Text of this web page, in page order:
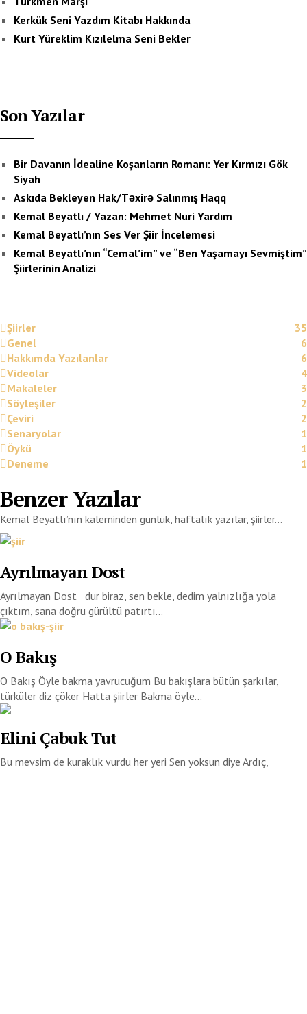
Kerkük Seni Yazdım Kitabı Hakkında
Kurt Yüreklim Kızılelma Seni Bekler
Son Yazılar
Bir Davanın İdealine Koşanların Romanı: Yer Kırmızı Gök
Siyah
Askıda Bekleyen Hak/Təxirə Salınmış Haqq
Kemal Beyatlı / Yazan: Mehmet Nuri Yardım
Kemal Beyatlı’nın Ses Ver Şiir İncelemesi
Kemal Beyatlı’nın “Cemal’im” ve “Ben Yaşamayı Sevmiştim”
Şiirlerinin Analizi
Şiirler
35
Genel
6
Hakkımda Yazılanlar
6
Videolar
4
Makaleler
3
Söyleşiler
2
Çeviri
2
Senaryolar
1
Öykü
1
Deneme
1
Benzer Yazılar
Kemal Beyatlı’nın kaleminden günlük, haftalık yazılar, şiirler…
Ayrılmayan Dost
Ayrılmayan Dost dur biraz, sen bekle, dedim yalnızlığa yola
çıktım, sana doğru gürültü patırtı...
O Bakış
O Bakış Öyle bakma yavrucuğum Bu bakışlara bütün şarkılar,
türküler diz çöker Hatta şiirler Bakma öyle...
Elini Çabuk Tut
Bu mevsim de kuraklık vurdu her yeri Sen yoksun diye Ardıç,